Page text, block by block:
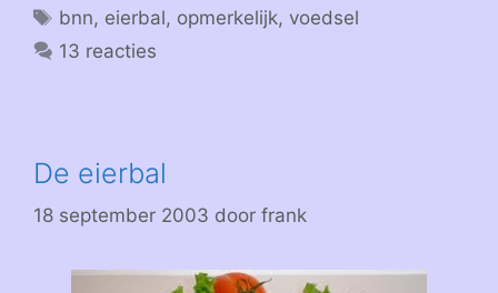
Tags
bnn, eierbal, opmerkelijk, voedsel
13 reacties
De eierbal
18 september 2003 door frank